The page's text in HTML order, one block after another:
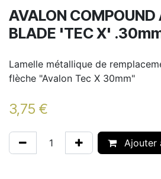
AVALON COMPOUND
BLADE 'TEC X'
Lamelle métallique de
flèche "Avalon Tec X 30mm"
3,75 €
Ajouter